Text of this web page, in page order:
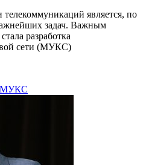
является, по
задач. Важным
разработка
сети (МУКС)
МУКС